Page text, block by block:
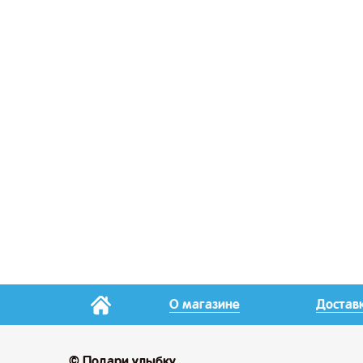
О магазине